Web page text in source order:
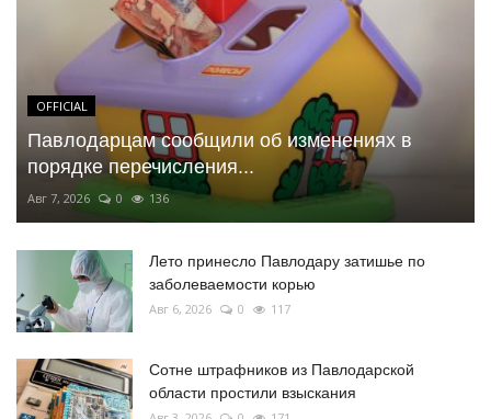
OFFICIAL
Павлодарцам сообщили об изменениях в
порядке перечисления...
Авг 7, 2026 0 136
Лето принесло Павлодару затишье по
заболеваемости корью
Авг 6, 2026 0 117
Сотне штрафников из Павлодарской
области простили взыскания